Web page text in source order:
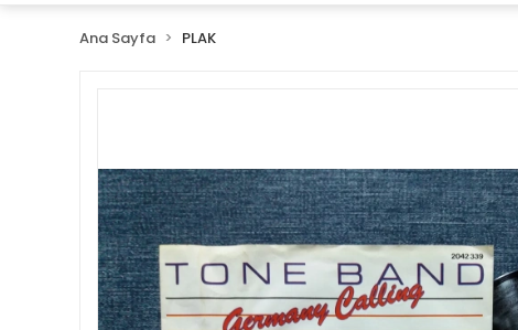
Ana Sayfa PLAK